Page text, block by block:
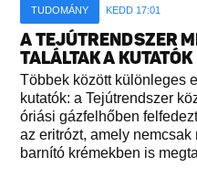
TUDOMÁNY KEDD 17:01
A TEJÚTRENDSZER
TALÁLTAK A KUTATÓK
Többek között különleges
kutatók: a Tejútrendszer
óriási gázfelhőben
az eritrózt, amely
barnító krémekben is